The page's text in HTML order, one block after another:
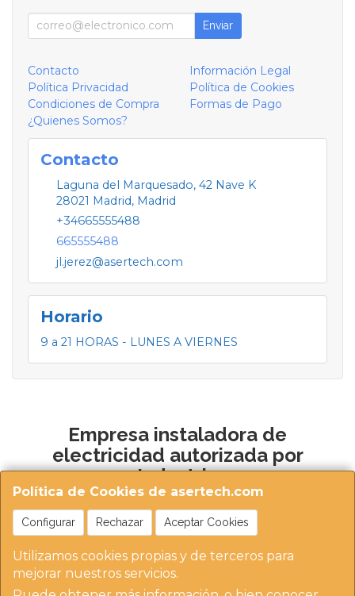
Política de Cookies de asertech.com
Configurar Rechazar Aceptar Cookies
Utilizamos cookies propias y de terceros para
mejorar nuestros servicios.
Enviar
Contacto
Información Legal
Política Privacidad
Política de Cookies
Condiciones de Compra
Formas de Pago
¿Quienes Somos?
Contacto
Laguna del Marquesado, 42 Nave K
28021 Madrid, Madrid
+34665555488
665555488
jl.jerez@asertech.com
Horario
9 a 21 HORAS - LUNES A VIERNES
Empresa instaladora de
electricidad autorizada por
Industria